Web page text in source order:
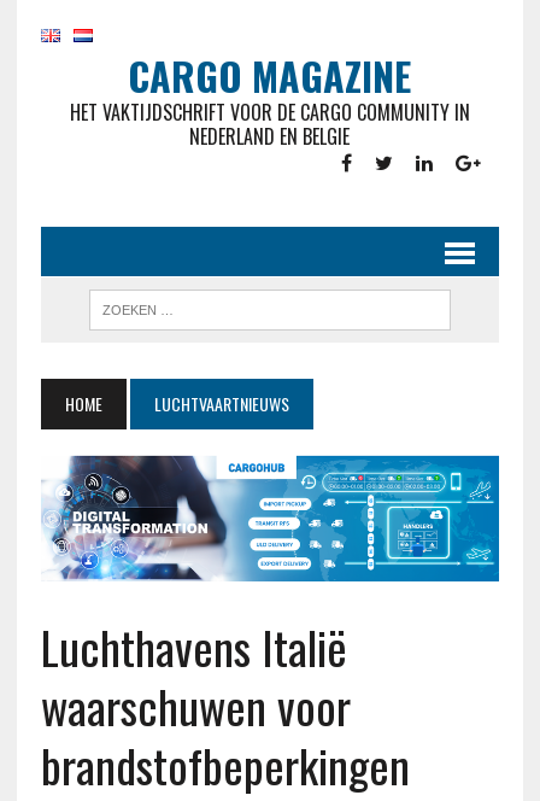
CARGO MAGAZINE
HET VAKTIJDSCHRIFT VOOR DE CARGO COMMUNITY IN
NEDERLAND EN BELGIE
HOME LUCHTVAARTNIEUWS
Luchthavens Italië
waarschuwen voor
brandstofbeperkingen